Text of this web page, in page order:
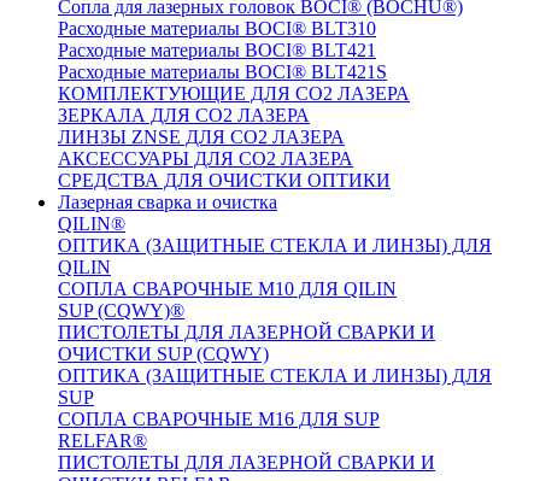
Сопла для лазерных головок BOCI® (BOCHU®)
Расходные материалы BOCI® BLT310
Расходные материалы BOCI® BLT421
Расходные материалы BOCI® BLT421S
КОМПЛЕКТУЮЩИЕ ДЛЯ CO2 ЛАЗЕРА
ЗЕРКАЛА ДЛЯ CO2 ЛАЗЕРА
ЛИНЗЫ ZNSE ДЛЯ CO2 ЛАЗЕРА
АКСЕССУАРЫ ДЛЯ CO2 ЛАЗЕРА
СРЕДСТВА ДЛЯ ОЧИСТКИ ОПТИКИ
Лазерная сварка и очистка
QILIN®
ОПТИКА (ЗАЩИТНЫЕ СТЕКЛА И ЛИНЗЫ) ДЛЯ
QILIN
СОПЛА СВАРОЧНЫЕ M10 ДЛЯ QILIN
SUP (CQWY)®
ПИСТОЛЕТЫ ДЛЯ ЛАЗЕРНОЙ СВАРКИ И
ОЧИСТКИ SUP (CQWY)
ОПТИКА (ЗАЩИТНЫЕ СТЕКЛА И ЛИНЗЫ) ДЛЯ
SUP
СОПЛА СВАРОЧНЫЕ M16 ДЛЯ SUP
RELFAR®
ПИСТОЛЕТЫ ДЛЯ ЛАЗЕРНОЙ СВАРКИ И